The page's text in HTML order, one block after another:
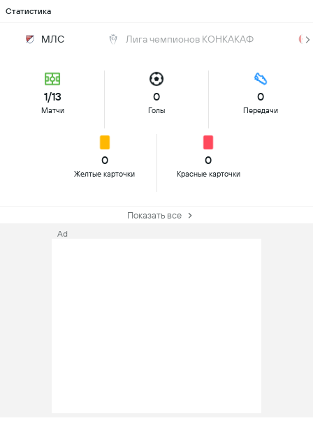
Статистика
МЛС Лига чемпионов КОНКАКАФ
1/13
Матчи
0
Голы
0
Передачи
0
Желтые карточки
0
Красные карточки
Показать все
Ad